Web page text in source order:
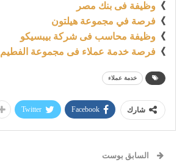
》 وظيفة فى بنك مصر
》 فرصة في مجموعة هيلتون
》 وظيفة محاسب فى شركة بيبسيكو
》 فرصة خدمة عملاء فى مجموعة الفطيم
خدمة عملاء
شارك Facebook
Twitter
السابق بوست